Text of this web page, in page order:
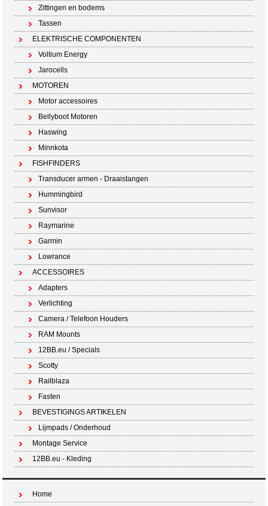
Zittingen en bodems
Tassen
ELEKTRISCHE COMPONENTEN
Voltium Energy
Jarocells
MOTOREN
Motor accessoires
Bellyboot Motoren
Haswing
Minnkota
FISHFINDERS
Transducer armen - Draaistangen
Hummingbird
Sunvisor
Raymarine
Garmin
Lowrance
ACCESSOIRES
Adapters
Verlichting
Camera / Telefoon Houders
RAM Mounts
12BB.eu / Specials
Scotty
Railblaza
Fasten
BEVESTIGINGS ARTIKELEN
Lijmpads / Onderhoud
Montage Service
12BB.eu - Kleding
Home